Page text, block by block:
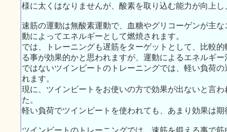
様に太くはなりませんが、酸素を取り込む能力が向上
速筋の運動は無酸素運動で、血糖やグリコーゲンが主
動によってエネルギーとして燃焼されます。
では、トレーニングも遅筋をターゲットとして、比較
る事が効果的かと思われますが、運動によるエネルギ
ではないツインビートのトレーニングでは、軽い負荷
れます。
現に、ツインビートをお使いの方で効果が出ないと言
た。
軽い負荷でツインビートを使われても、あまり効果は
ツインビートのトレーニングでは、速筋を鍛える事で